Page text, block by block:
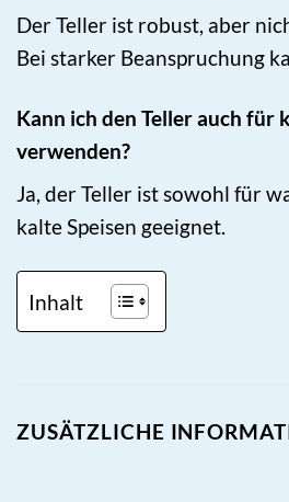
Der Teller ist robust, aber
Bei starker Beanspruchung
Kann ich den Teller auch für
verwenden?
Ja, der Teller ist sowohl für
kalte Speisen geeignet.
Inhalt
ZUSÄTZLICHE